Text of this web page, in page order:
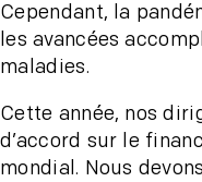
Cependant, la
les avancées
maladies.
Cette année, nos
d’accord sur le
mondial. Nous